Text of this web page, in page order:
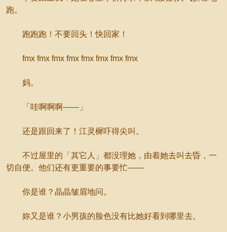
跑。
跑跑跑！不要回头！快回家！
fmx fmx fmx fmx fmx fmx fmx fmx
妈。
「哇啊啊啊——」
还是跟回来了！江灵樨吓得尖叫。
不过屋里的「其它人」都没理她，由着她去叫去昏，一
切自便。他们还有更重要的事要忙——
你是谁？晶晶皱眉地问。
妳又是谁？小男孩的脸色没有比她好看到哪里去。